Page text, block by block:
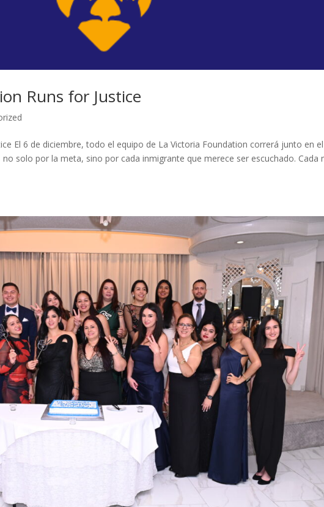
Runs for Justice
El 6 de diciembre, todo el equipo de La Victoria Foundation correrá junto en
solo por la meta, sino por cada inmigrante que merece ser escuchado. Cada